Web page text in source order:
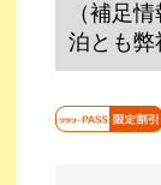
（補足
泊とも弊